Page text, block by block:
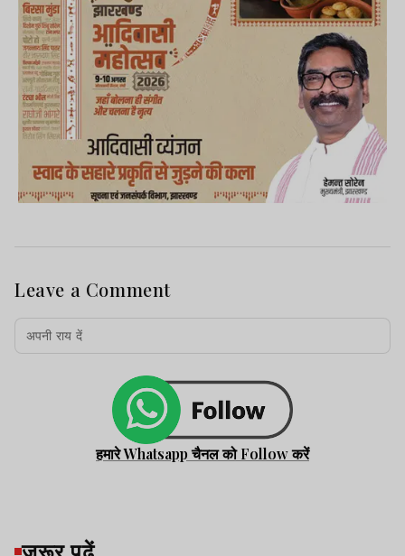
Leave a Comment
हमारे Whatsapp चैनल को Follow करें